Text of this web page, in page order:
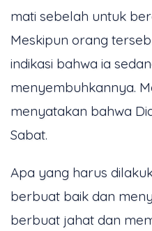
mati sebelah untuk
Meskipun orang
indikasi bahwa ia
menyembuhkannya.
menyatakan bahwa
Sabat.
Apa yang harus
berbuat baik dan
berbuat jahat dan